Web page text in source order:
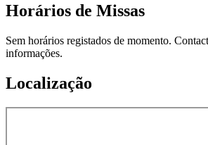
Horários de Missas
Sem horários registados de momento.
informações.
Localização